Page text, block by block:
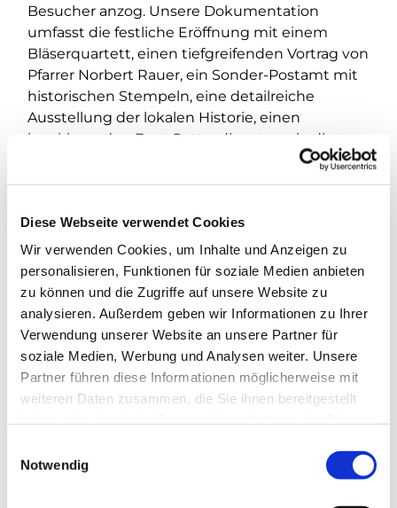
Diese Webseite verwendet Cookies
Wir verwenden Cookies, um Inhalte und Anzeigen zu
personalisieren, Funktionen für soziale Medien anbieten
zu können und die Zugriffe auf unsere Website zu
analysieren. Außerdem geben wir Informationen zu Ihrer
Verwendung unserer Website an unsere Partner für
soziale Medien, Werbung und Analysen weiter. Unsere
Partner führen diese Informationen möglicherweise mit
weiteren Daten zusammen, die Sie ihnen bereitgestellt
Notwendig
Besucher anzog. Unsere Dokumentation
umfasst die festliche Eröffnung mit einem
Bläserquartett, einen tiefgreifenden Vortrag von
Pfarrer Norbert Rauer, ein Sonder-Postamt mit
historischen Stempeln, eine detailreiche
Ausstellung der lokalen Historie, einen
inspirierenden Fest-Gottesdienst sowie diverse
Vorträge über Staakens reiche Vergangenheit
und Gegenwart, einschließlich einer szenischen
lebendige Gemeinschaft und die zahlreichen
Persönlichkeiten, die dieses Jubiläum
unvergesslich machten. Pfarrer Cord Hasselblatt
und das Team der Dorfkirche Alt-Staaken
danken allen Beteiligten und laden Dich ein,
Teil unserer fortlaufenden Geschichte zu
werden.